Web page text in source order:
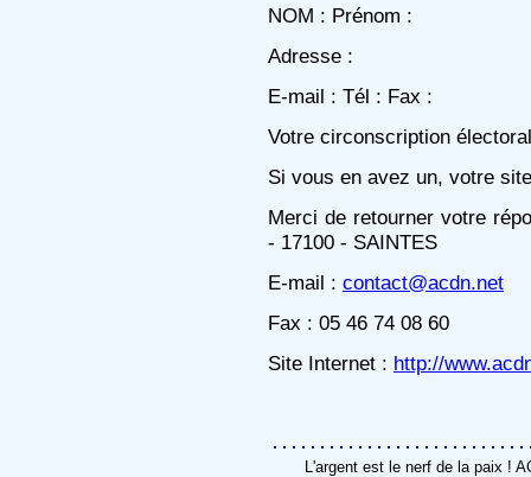
NOM : Prénom :
Adresse :
E-mail : Tél : Fax :
Votre circonscription
Si vous en avez un, votre
Merci de retourner votre
- 17100 - SAINTES
E-mail : contact@acdn.net
Fax : 05 46 74 08 60
Site Internet : http://
L'argent est le nerf de la paix !